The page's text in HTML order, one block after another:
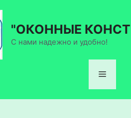
"ОКОННЫЕ
С нами надежно и удобно!
Меню